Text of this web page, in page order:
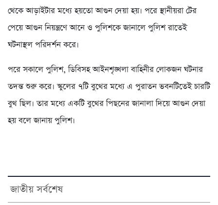
থেকে আড়াইটার মধ্যে হয়তো আগুন দেয়া হয়। পরে স্থানীয়রা টের
পেয়ে আগুন নিয়ন্ত্রণে আনে ও পুলিশকে জানালে পুলিশ রাতেই
ঘটনাস্থল পরিদর্শন করে।
পরে সকালে পুলিশ, ডিবিসহ আইনশৃঙ্খলা বাহিনীর লোকজন ঘটনার
তদন্ত শুরু করে। স্কুলের ৭টি বুথের মধ্যে এ পুরাতন ভবনটিতেই চারটি
বুথ ছিল। তার মধ্যে একটি বুথের পিছনের জানালা দিয়ে আগুন দেয়া
হয় বলে জানায় পুলিশ।
জাতীয় সর্বশেষ